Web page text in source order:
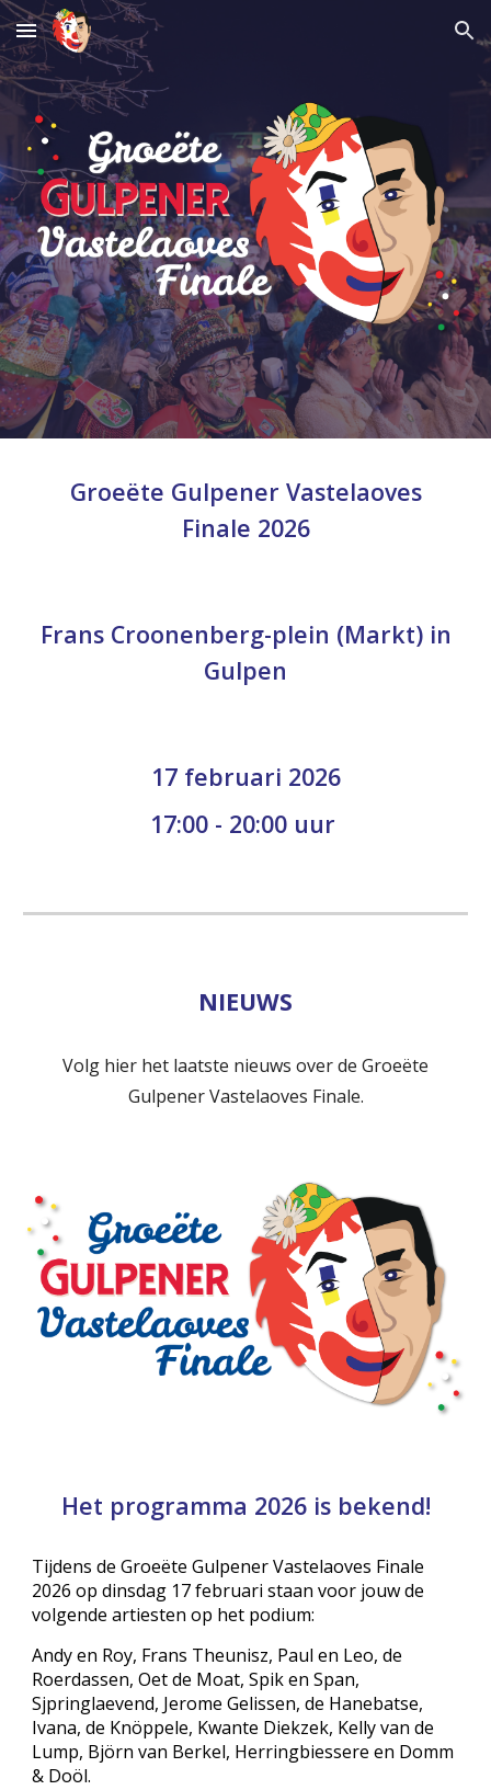
Skip to main content Skip to navigation
Groeëte Gulpener Vastelaoves
Finale 2026
Frans Croonenberg-plein (Markt) in
Gulpen
17 februari 2026
17:00 - 20:00 uur
NIEUWS
Volg hier het laatste nieuws over de Groeëte
Gulpener Vastelaoves Finale.
Het programma 2026 is bekend!
Tijdens de Groeëte Gulpener Vastelaoves Finale
2026 op dinsdag 17 februari staan voor jouw de
volgende artiesten op het podium:
Andy en Roy, Frans Theunisz, Paul en Leo,de
Roerdassen,Oet de Moat,Spik en Span,
Sjpringlaevend, Jerome Gelissen, de Hanebatse,
Ivana, de Knöppele, Kwante Diekzek, Kelly van de
Lump, Björn van Berkel, Herringbiessere en Domm
& Doöl.